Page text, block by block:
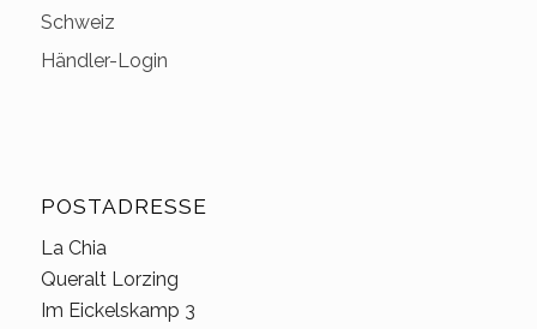
Schweiz
Händler-Login
POSTADRESSE
La Chia
Queralt Lorzing
Im Eickelskamp 3